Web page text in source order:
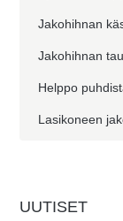
Jakohihnan
Jakohihnan
Helppo
Lasikoneen
UUTISET